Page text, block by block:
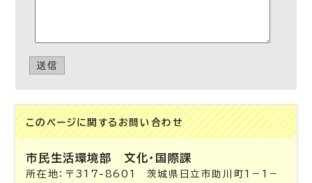
送信
このページに関する お問い合わせ
市民生活環境部 文化・国際課
所在地：〒317-8601 茨城県日立市助川町1－1－